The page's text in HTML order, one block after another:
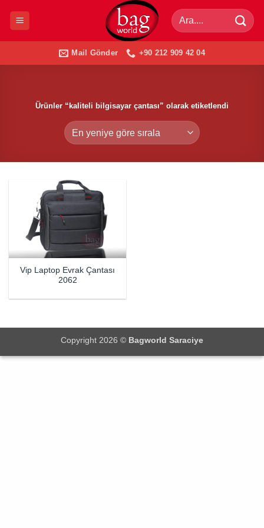
Ara:
Mail Gönder +90 212 909 42 04
Ürünler “kaliteli bilgisayar çantası” olarak etiketlendi
Vip Laptop Evrak Çantası
2062
Copyright 2026 © Bagworld Saraciye